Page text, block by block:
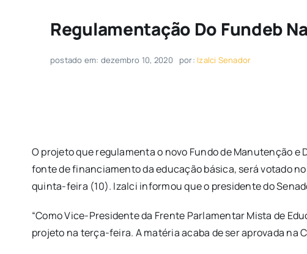
Regulamentação Do Fundeb
postado em: dezembro 10, 2020 por: Izalci Senador
O projeto que regulamenta o novo Fundo de Manutenção
fonte de financiamento da educação básica, será votado
quinta-feira (10). Izalci informou que o presidente do
“Como Vice-Presidente da Frente Parlamentar Mista de
projeto na terça-feira. A matéria acaba de ser aprovada na